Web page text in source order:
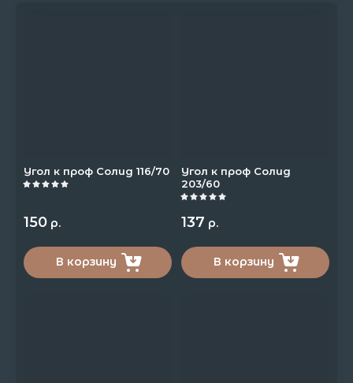
Угол к проф Солид 116/70
150 р.
В корзину
Угол к проф Солид
203/60
137 р.
В корзину